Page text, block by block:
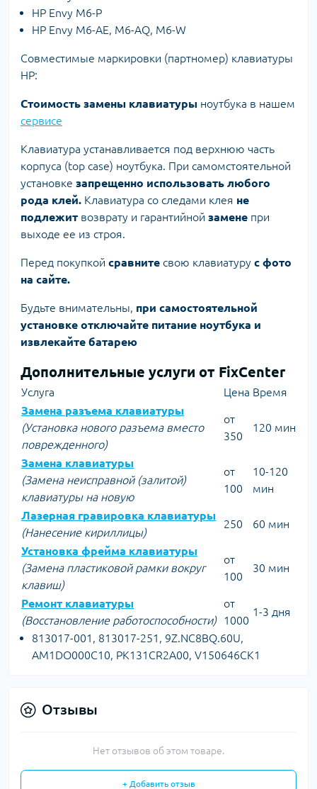
HP Envy M6-P
HP Envy M6-AE, M6-AQ, M6-W
Совместимые маркировки (партномер) клавиатуры
HP:
Стоимость замены клавиатуры ноутбука в нашем
сервисе
Клавиатура устанавливается под верхнюю часть
корпуса (top case) ноутбука. При самомстоятельной
установке запрещенно использовать любого
рода клей. Клавиатура со следами клея не
подлежит возврату и гарантийной замене при
выходе ее из строя.
Перед покупкой сравните свою клавиатуру с фото
на сайте.
Будьте внимательны, при самостоятельной
установке отключайте питание ноутбука и
извлекайте батарею
Дополнительные услуги от FixCenter
Услуга Цена Время
Замена разъема клавиатуры
(Установка нового разъема вместо
поврежденного)
от
350
120 мин
Замена клавиатуры
(Замена неисправной (залитой)
клавиатуры на новую
от
100
10-120
мин
Лазерная гравировка клавиатуры
(Нанесение кириллицы)
250 60 мин
Установка фрейма клавиатуры
(Замена пластиковой рамки вокруг
клавиш)
от
100
30 мин
Ремонт клавиатуры
(Восстановление работоспособности)
от
1000
1-3 дня
813017-001, 813017-251, 9Z.NC8BQ.60U,
AM1DO000C10, PK131CR2A00, V150646CK1
Отзывы
Нет отзывов об этом товаре.
+ Добавить отзыв